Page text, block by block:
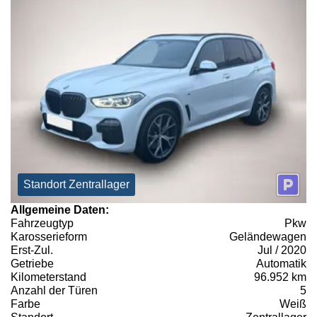
Standort Zentrallager
Allgemeine Daten:
Fahrzeugtyp
Pkw
Karosserieform
Geländewagen
Erst-Zul.
Jul / 2020
Getriebe
Automatik
Kilometerstand
96.952 km
Anzahl der Türen
5
Farbe
Weiß